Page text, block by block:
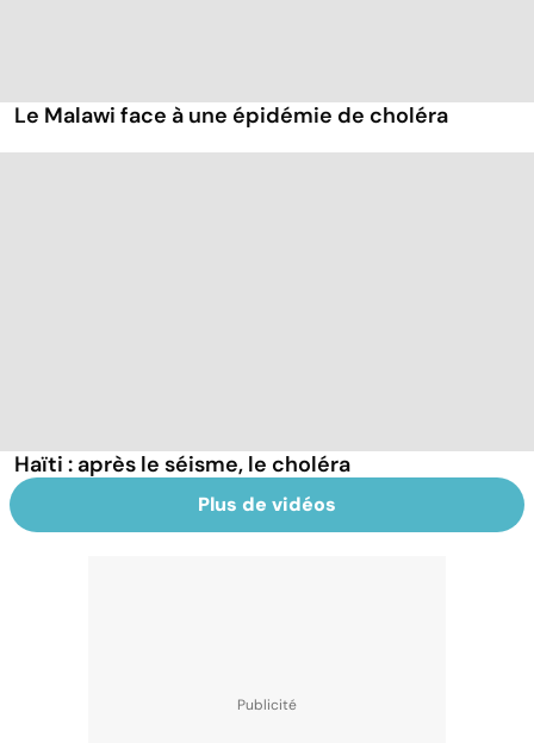
Le Malawi face à une épidémie de choléra
Haïti : après le séisme, le choléra
Plus de vidéos